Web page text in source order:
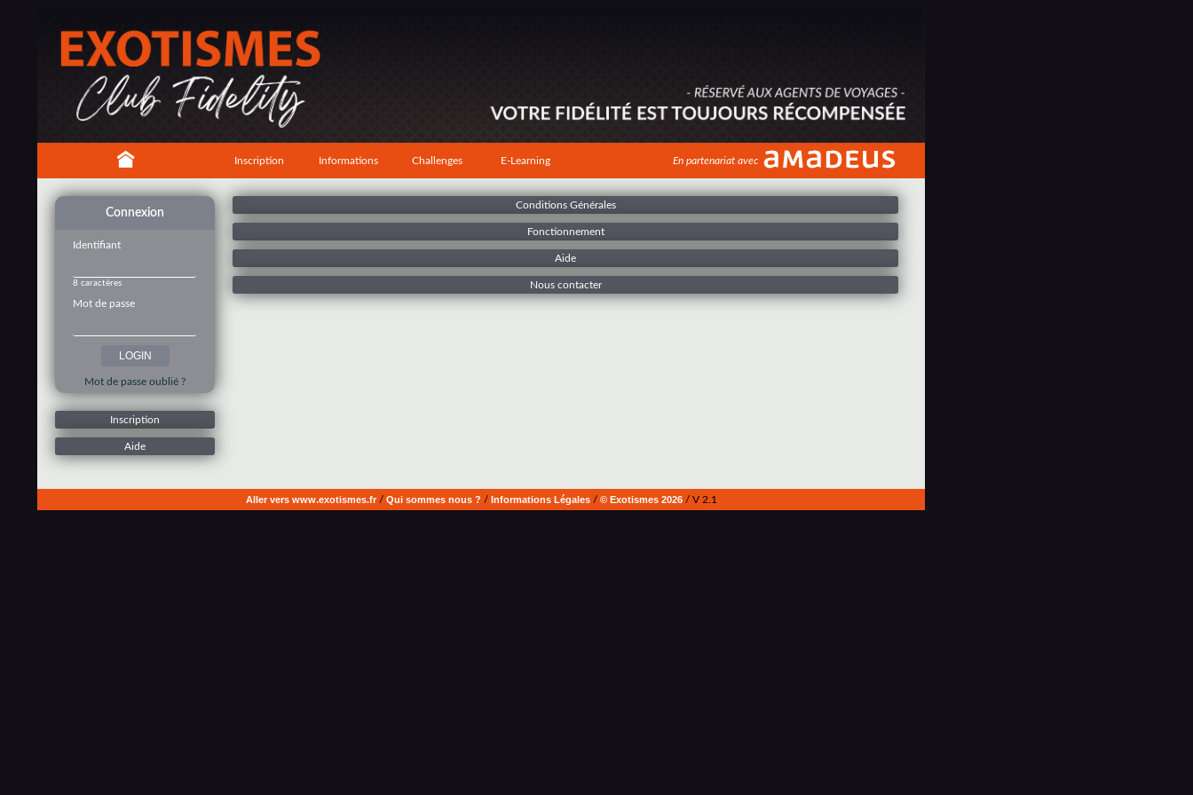
Inscription Informations Challenges E-Learning En partenariat avec
Connexion
Identifiant
8 caractères
Mot de passe
Mot de passe oublié ?
Inscription
Aide
Conditions Générales
Fonctionnement
Aide
Nous contacter
Aller vers www.exotismes.fr/ Qui sommes nous ? / Informations Légales/ © Exotismes 2026/ V 2.1